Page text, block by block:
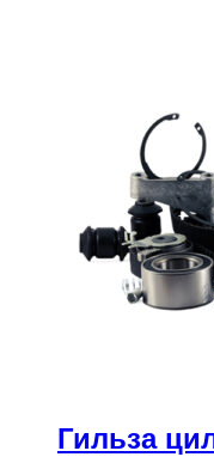
Гильза